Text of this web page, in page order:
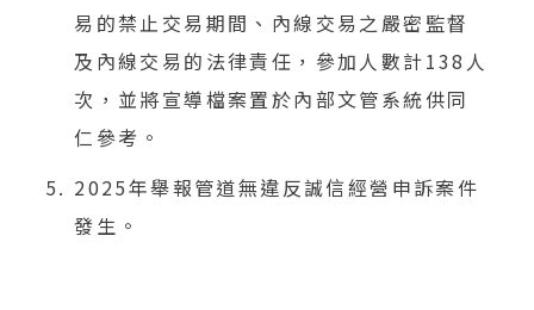
易的禁止交易期間、內線交易之嚴密監督
及內線交易的法律責任，參加人數計138人
次，並將宣導檔案置於內部文管系統供同
仁參考。
2025年舉報管道無違反誠信經營申訴案件
發生。